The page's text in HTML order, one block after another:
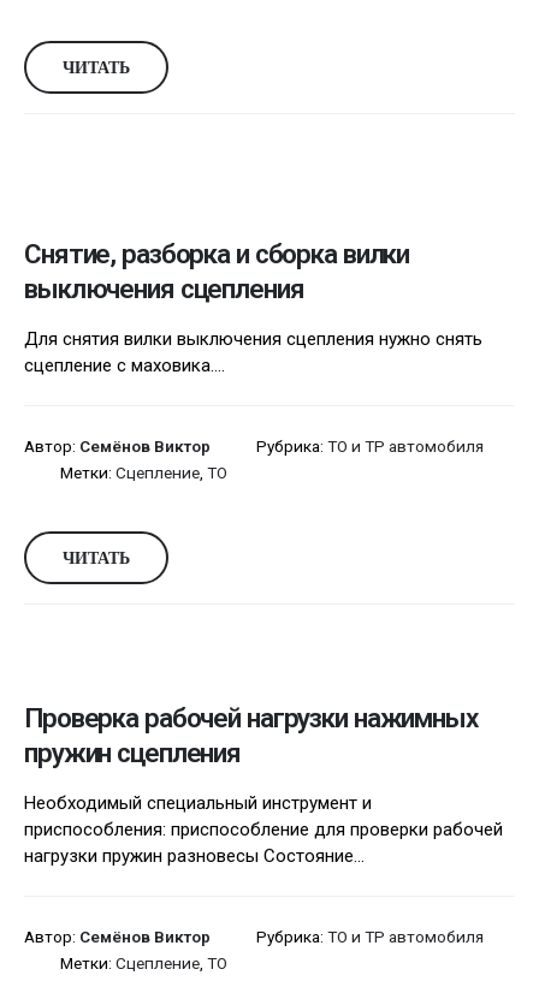
ЧИТАТЬ
Снятие, разборка и сборка вилки
выключения сцепления
Для снятия вилки выключения сцепления нужно снять
сцепление с маховика....
Автор: Семёнов Виктор Рубрика: ТО и ТР автомобиля
Метки: Сцепление, ТО
ЧИТАТЬ
Проверка рабочей нагрузки нажимных
пружин сцепления
Необходимый специальный инструмент и
приспособления: приспособление для проверки рабочей
нагрузки пружин разновесы Состояние...
Автор: Семёнов Виктор Рубрика: ТО и ТР автомобиля
Метки: Сцепление, ТО